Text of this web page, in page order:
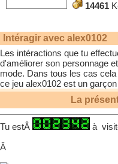
14461
Intéragir avec alex0102
Les intéractions que tu
d'améliorer son personnage
mode. Dans tous les cas
ce jeu alex0102 est un
La
Tu estÂ
à
Â